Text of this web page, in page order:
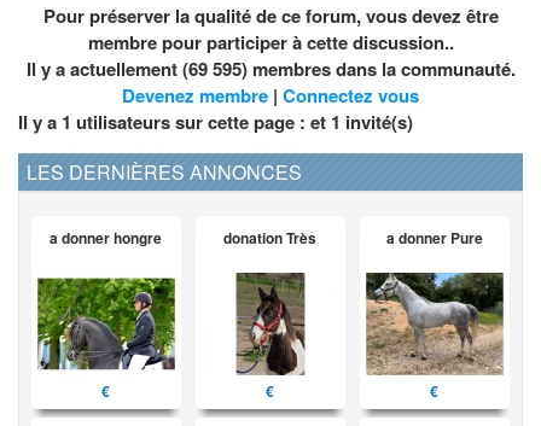
Pour préserver la qualité de ce forum, vous devez être
membre pour participer à cette discussion..
Il y a actuellement (69 595) membres dans la communauté.
Devenez membre | Connectez vous
Il y a 1 utilisateurs sur cette page : et 1 invité(s)
LES DERNIÈRES ANNONCES
a donner hongre
€
donation Très
€
a donner Pure
€